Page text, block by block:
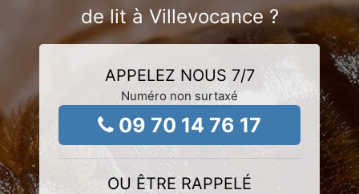
de lit à Villevocance ?
APPELEZ NOUS 7/7
Numéro non surtaxé
09 70 14 76 17
OU ÊTRE RAPPELÉ